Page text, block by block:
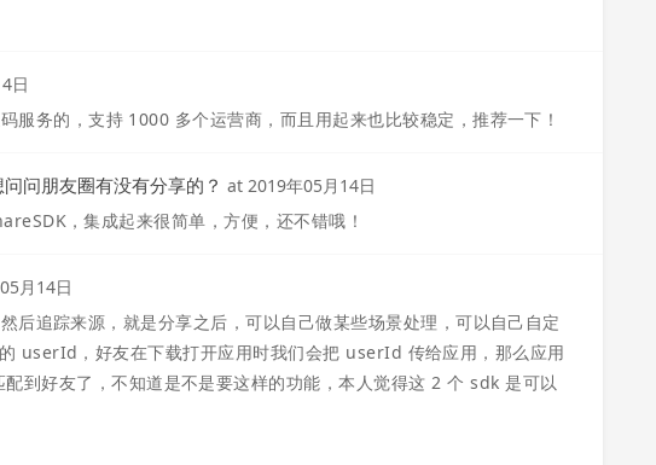
日
服务的，支持 1000 多个运营商，而且用起来也比较稳定，推荐一下！
问朋友圈有没有分享的？ at 2019年05月14日
，集成起来很简单，方便，还不错哦！
月14日
追踪来源，就是分享之后，可以自己做某些场景处理，可以自己自定
userId，好友在下载打开应用时我们会把 userId 传给应用，那么应用
到好友了，不知道是不是要这样的功能，本人觉得这 2 个 sdk 是可以